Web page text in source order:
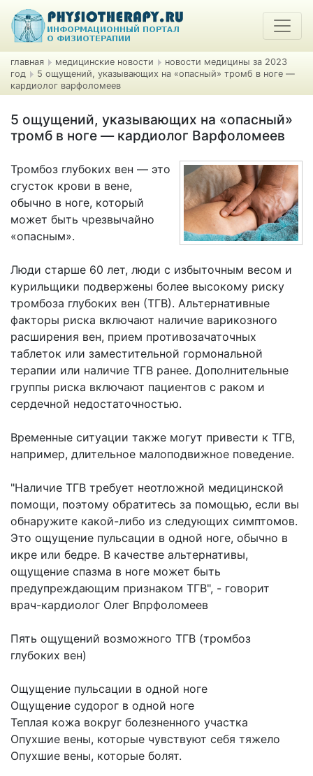
главная медицинские новости
новости медицины за 2023
год
5 ощущений, указывающих на «опасный» тромб в ноге —
кардиолог варфоломеев
5 ощущений, указывающих на «опасный»
тромб в ноге — кардиолог Варфоломеев
Тромбоз глубоких вен — это
сгусток крови в вене,
обычно в ноге, который
может быть чрезвычайно
«опасным».
Люди старше 60 лет, люди с избыточным весом и
курильщики подвержены более высокому риску
тромбоза глубоких вен (ТГВ). Альтернативные
факторы риска включают наличие варикозного
расширения вен, прием противозачаточных
таблеток или заместительной гормональной
терапии или наличие ТГВ ранее. Дополнительные
группы риска включают пациентов с раком и
сердечной недостаточностью.
Временные ситуации также могут привести к ТГВ,
например, длительное малоподвижное поведение.
"Наличие ТГВ требует неотложной медицинской
помощи, поэтому обратитесь за помощью, если вы
обнаружите какой-либо из следующих симптомов.
Это ощущение пульсации в одной ноге, обычно в
икре или бедре. В качестве альтернативы,
ощущение спазма в ноге может быть
предупреждающим признаком ТГВ", - говорит
врач-кардиолог Олег Впрфоломеев
Пять ощущений возможного ТГВ (тромбоз
глубоких вен)
Ощущение пульсации в одной ноге
Ощущение судорог в одной ноге
Теплая кожа вокруг болезненного участка
Опухшие вены, которые чувствуют себя тяжело
Опухшие вены, которые болят.